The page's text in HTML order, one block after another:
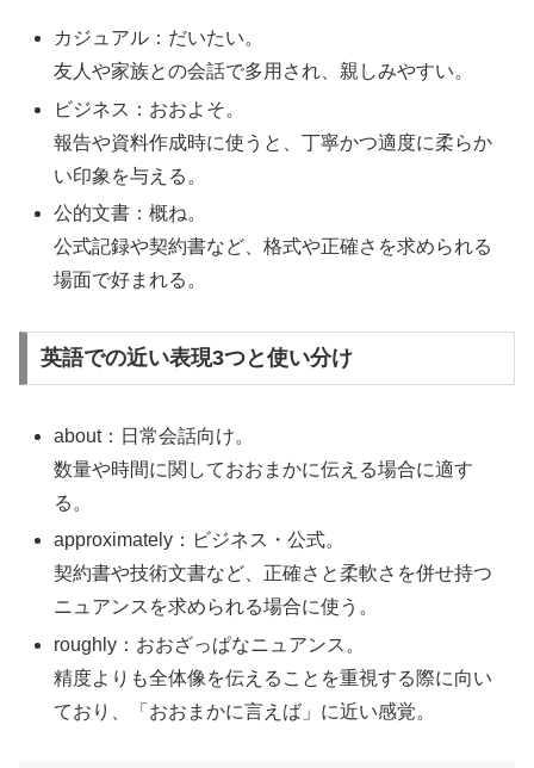
カジュアル：だいたい。
友人や家族との会話で多用され、親しみやすい。
ビジネス：おおよそ。
報告や資料作成時に使うと、丁寧かつ適度に柔らか
い印象を与える。
公的文書：概ね。
公式記録や契約書など、格式や正確さを求められる
場面で好まれる。
英語での近い表現3つと使い分け
about：日常会話向け。
数量や時間に関しておおまかに伝える場合に適す
る。
approximately：ビジネス・公式。
契約書や技術文書など、正確さと柔軟さを併せ持つ
ニュアンスを求められる場合に使う。
roughly：おおざっぱなニュアンス。
精度よりも全体像を伝えることを重視する際に向い
ており、「おおまかに言えば」に近い感覚。